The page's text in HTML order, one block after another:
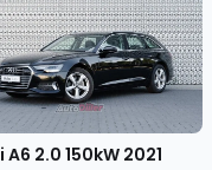
A6 2.0 150kW2021